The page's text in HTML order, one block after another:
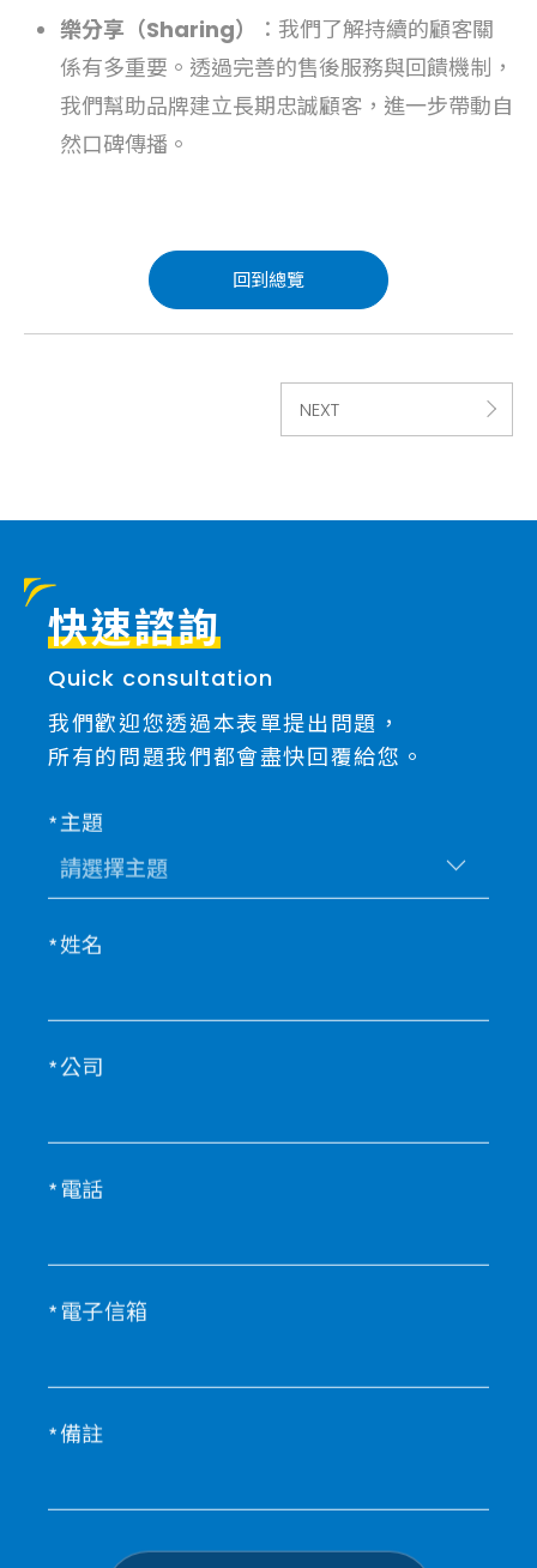
樂分享（Sharing）
：我們了解持續的顧客關
係有多重要。透過完善的售後服務與回饋機制，
我們幫助品牌建立長期忠誠顧客，進一步帶動自
然口碑傳播。
回到總覽
NEXT
快速諮詢
Quick consultation
我們歡迎您透過本表單提出問題，
所有的問題我們都會盡快回覆給您。
主題
姓名
公司
電話
電子信箱
備註